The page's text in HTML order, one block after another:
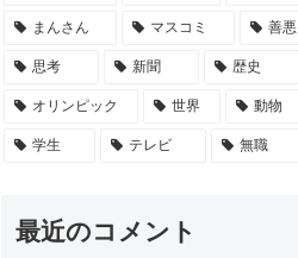
まんさん マスコミ 善悪
思考 新聞 歴史
オリンピック 世界 動物
学生 テレビ 無職
最近のコメント